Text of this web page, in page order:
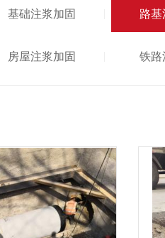
基础注浆加固 路基
房屋注浆加固 铁路